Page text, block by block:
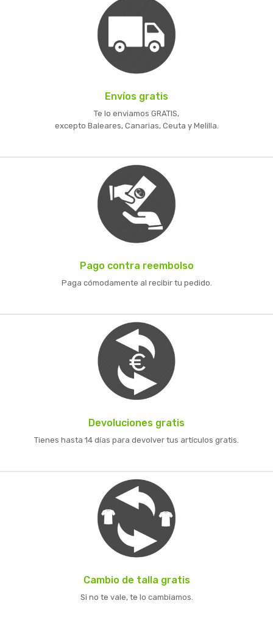
Envíos gratis
Te lo enviamos GRATIS,
excepto Baleares, Canarias, Ceuta y Melilla.
Pago contra reembolso
Paga cómodamente al recibir tu pedido.
Devoluciones gratis
Tienes hasta 14 días para devolver tus artículos gratis.
Cambio de talla gratis
Si no te vale, te lo cambiamos.